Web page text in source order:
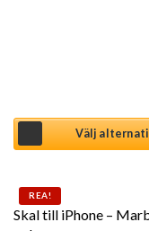
Välj
REA!
Skal till iPhone –
Den här